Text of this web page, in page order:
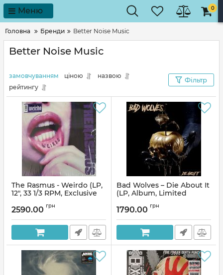
Меню 0
Головна Бренди Better Noise Music
Better Noise Music
замовчуванням ціною
назвою
рейтингу
Фільтр
The Rasmus - Weirdo (LP,
12", 33 1/3 RPM, Exclusive
Артикул: 312772
2590.00 грн
Bad Wolves – Die About It
(LP, Album, Limited
Артикул: 312768
1790.00 грн